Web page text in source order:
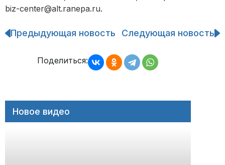
biz-center@alt.ranepa.ru.
Навигация
записям
Предыдующая новость Следующая новость
Поделиться:
Новое видео